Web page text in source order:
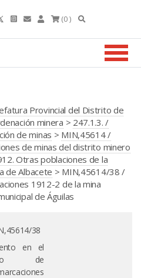
(0 )
Provincial del Distrito de
minera > 247.1.3. /
de minas > MIN,45614 /
de minas del distrito minero
Otras poblaciones de la
de Albacete > MIN,45614/38 /
1912-2 de la mina
de Águilas
38
en el
de